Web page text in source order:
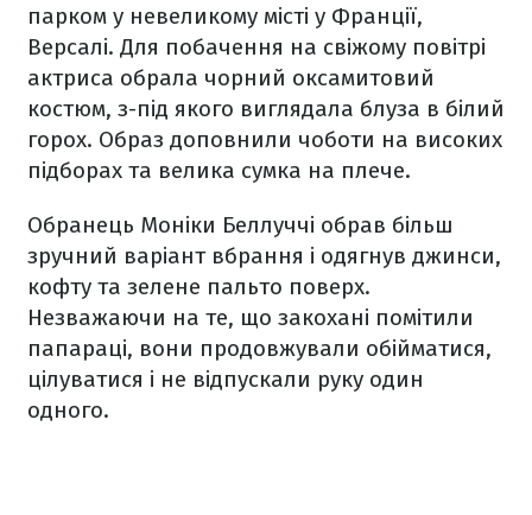
парком у невеликому місті у Франції,
Версалі. Для побачення на свіжому повітрі
актриса обрала чорний оксамитовий
костюм, з-під якого виглядала блуза в білий
горох. Образ доповнили чоботи на високих
підборах та велика сумка на плече.
Обранець Моніки Беллуччі обрав більш
зручний варіант вбрання і одягнув джинси,
кофту та зелене пальто поверх.
Незважаючи на те, що закохані помітили
папараці, вони продовжували обійматися,
цілуватися і не відпускали руку один
одного.